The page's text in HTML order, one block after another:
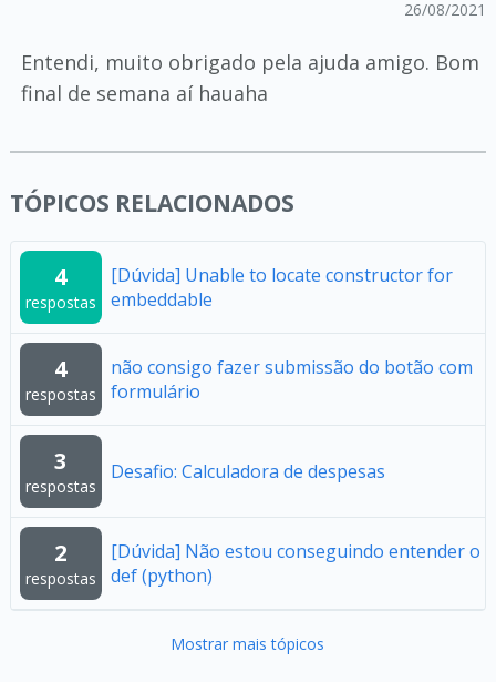
26/08/2021
Entendi, muito obrigado pela ajuda amigo. Bom
final de semana aí hauaha
TÓPICOS RELACIONADOS
4
respostas
[Dúvida] Unable to locate constructor for
embeddable
4
respostas
não consigo fazer submissão do botão com
formulário
3
respostas
Desafio: Calculadora de despesas
2
respostas
[Dúvida] Não estou conseguindo entender o
def (python)
Mostrar mais tópicos